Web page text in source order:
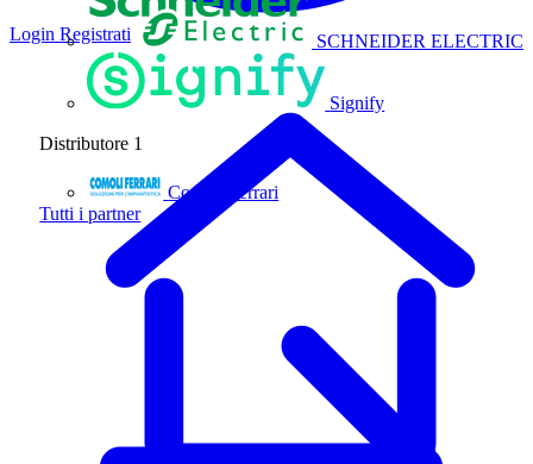
SCHNEIDER ELECTRIC
Signify
Distributore 1
Comoli Ferrari
Tutti i partner
Login Registrati